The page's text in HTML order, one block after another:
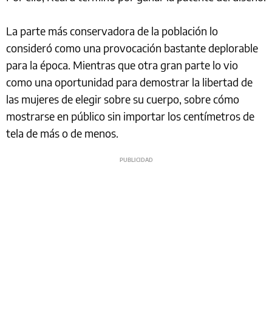
La parte más conservadora de la población lo
consideró como una provocación bastante deplorable
para la época. Mientras que otra gran parte lo vio
como una oportunidad para demostrar la libertad de
las mujeres de elegir sobre su cuerpo, sobre cómo
mostrarse en público sin importar los centímetros de
tela de más o de menos.